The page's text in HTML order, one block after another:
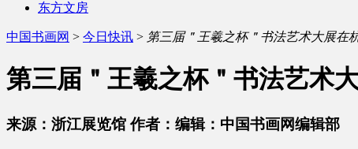
东方文房
中国书画网 > 今日快讯 > 第三届＂王羲之杯＂书法艺术大展在
第三届＂王羲之杯＂书法艺术
来源：浙江展览馆 作者：编辑：中国书画网编辑部